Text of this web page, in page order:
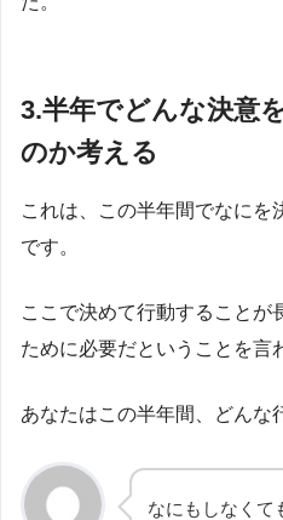
3.半年でどんな決意
のか考える
これは、この半年間でなにを
です。
ここで決めて行動することが
ために必要だということを言
あなたはこの半年間、どんな
なにもしなくて